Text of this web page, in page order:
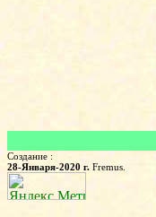
Создание :
28-Января-2020 г. Fremus.